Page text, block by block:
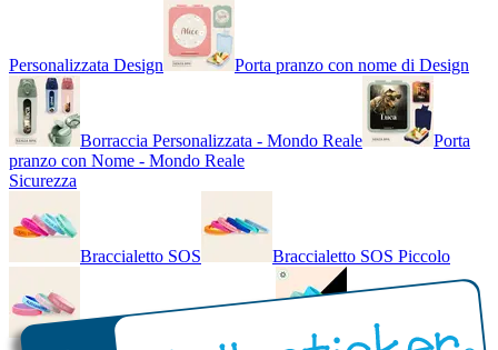
Personalizzata Design Porta pranzo con nome di Design
Borraccia Personalizzata - Mondo Reale
Porta
pranzo con Nome - Mondo Reale
Sicurezza
Braccialetto SOS Braccialetto SOS Piccolo
Braccialetto SOS - Bicolore Braccialetto SOS